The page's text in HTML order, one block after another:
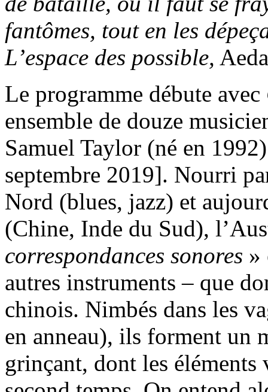
fantômes, tout en les
L’espace des possible,
Le programme débute avec
ensemble de douze
Samuel Taylor (né en
septembre 2019]. Nourri
Nord (blues, jazz) et
(Chine, Inde du Sud),
correspondances sonores »
autres instruments – que
chinois. Nimbés dans les
en anneau), ils forment un
grinçant, dont les éléments